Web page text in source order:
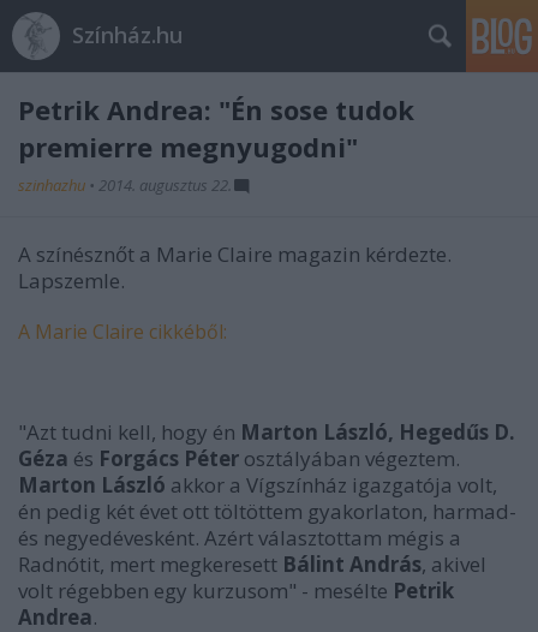
Színház.hu
Petrik Andrea: "Én sose tudok
premierre megnyugodni"
szinhazhu • 2014. augusztus 22.
A színésznőt a Marie Claire magazin kérdezte.
Lapszemle.
A Marie Claire cikkéből:
"Azt tudni kell, hogy én Marton László, Hegedűs D.
Géza és Forgács Péter osztályában végeztem.
Marton László akkor a Vígszínház igazgatója volt,
én pedig két évet ott töltöttem gyakorlaton, harmad-
és negyedévesként. Azért választottam mégis a
Radnótit, mert megkeresett Bálint András, akivel
volt régebben egy kurzusom" - mesélte Petrik
Andrea.